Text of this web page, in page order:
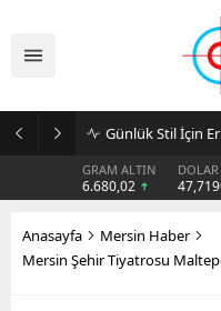
Günlük Stil İçin
GRAM ALTIN
6.680,02
DOLAR
Anasayfa
Mersin Haber
Mersin Şehir Tiyatrosu